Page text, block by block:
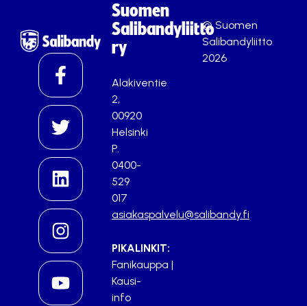
Suomen
Salibandyliitto
ry
Alakiventie
2,
00920
Helsinki
P.
0400-
529
017
asiakaspalvelu@salibandy.fi
PIKALINKIT:
Fanikauppa |
Kausi-
info
© Suomen
Salibandyliitto
2026